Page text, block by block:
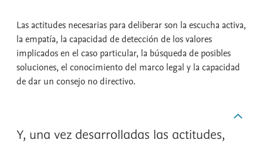
Las actitudes necesarias para deliberar son la escucha activa,
la empatía, la capacidad de detección de los valores
implicados en el caso particular, la búsqueda de posibles
soluciones, el conocimiento del marco legal y la capacidad
de dar un consejo no directivo.
Y, una vez desarrolladas las actitudes,